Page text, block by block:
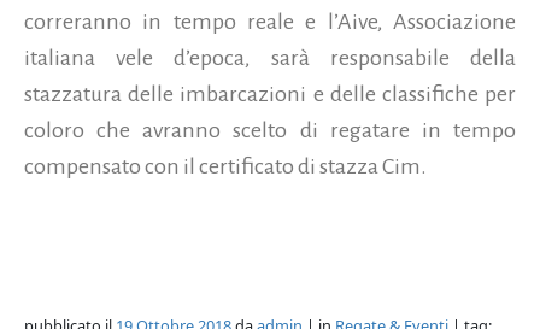
correranno in tempo reale e l’Aive, Associazione
italiana vele d’epoca, sarà responsabile della
stazzatura delle imbarcazioni e delle classifiche per
coloro che avranno scelto di regatare in tempo
compensato con il certificato di stazza Cim.